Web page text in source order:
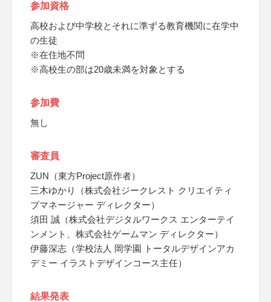
参加資格
高校および中学校とそれに準ずる教育機関に在学中
の生徒
※在住地不問
※高校生の部は20歳未満を対象とする
参加費
無し
審査員
ZUN（東方Project原作者）
三木ゆかり（株式会社ジークレスト クリエイティ
ブマネージャー ディレクター）
須田 誠（株式会社デジタルワークス エンターテイ
ンメント、株式会社ゲームマン ディレクター）
伊藤深志（学校法人 岡学園 トータルデザインアカ
デミー イラストデザインコース主任）
結果発表